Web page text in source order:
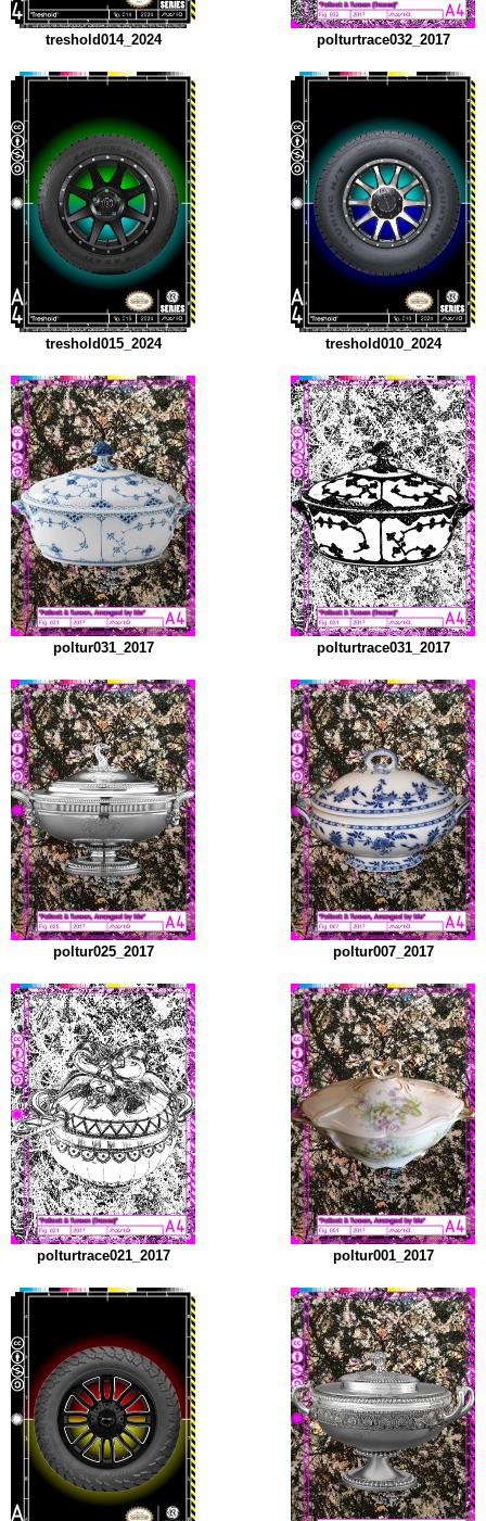
treshold014_2024 polturtrace032_2017
treshold015_2024 treshold010_2024
poltur031_2017 polturtrace031_2017
poltur025_2017 poltur007_2017
polturtrace021_2017 poltur001_2017